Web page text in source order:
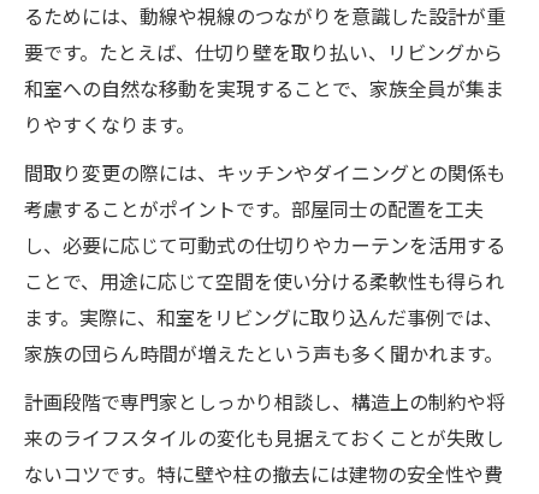
るためには、動線や視線のつながりを意識した設計が重
要です。たとえば、仕切り壁を取り払い、リビングから
和室への自然な移動を実現することで、家族全員が集ま
りやすくなります。
間取り変更の際には、キッチンやダイニングとの関係も
考慮することがポイントです。部屋同士の配置を工夫
し、必要に応じて可動式の仕切りやカーテンを活用する
ことで、用途に応じて空間を使い分ける柔軟性も得られ
ます。実際に、和室をリビングに取り込んだ事例では、
家族の団らん時間が増えたという声も多く聞かれます。
計画段階で専門家としっかり相談し、構造上の制約や将
来のライフスタイルの変化も見据えておくことが失敗し
ないコツです。特に壁や柱の撤去には建物の安全性や費